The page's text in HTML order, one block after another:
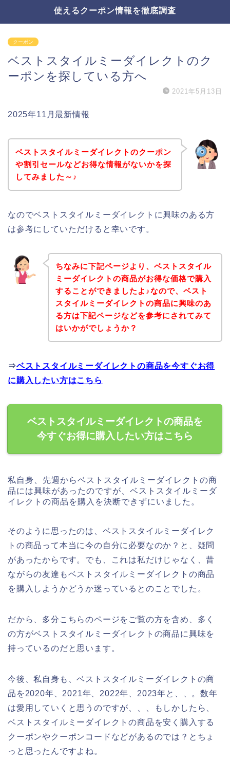
使えるクーポン情報を徹底調査
クーポン
ベストスタイルミーダイレクトのク
ーポンを探している方へ
2021年5月13日
2025年11月最新情報
ベストスタイルミーダイレクトのクーポン
や割引セールなどお得な情報がないかを探
してみました～♪
なのでベストスタイルミーダイレクトに興味のある方
は参考にしていただけると幸いです。
ちなみに下記ページより、ベストスタイル
ミーダイレクトの商品がお得な価格で購入
することができましたよ♪なので、ベスト
スタイルミーダイレクトの商品に興味のあ
る方は下記ページなどを参考にされてみて
はいかがでしょうか？
⇒ベストスタイルミーダイレクトの商品を今すぐお得
に購入したい方はこちら
ベストスタイルミーダイレクトの商品を
今すぐお得に購入したい方はこちら
私自身、先週からベストスタイルミーダイレクトの商
品には興味があったのですが、ベストスタイルミーダ
イレクトの商品を購入を決断できずにいました。
そのように思ったのは、ベストスタイルミーダイレク
トの商品って本当に今の自分に必要なのか？と、疑問
があったからです。でも、これは私だけじゃなく、昔
ながらの友達もベストスタイルミーダイレクトの商品
を購入しようかどうか迷っているとのことでした。
だから、多分こちらのページをご覧の方を含め、多く
の方がベストスタイルミーダイレクトの商品に興味を
持っているのだと思います。
今後、私自身も、ベストスタイルミーダイレクトの商
品を2020年、2021年、2022年、2023年と、、。数年
は愛用していくと思うのですが、、、もしかしたら、
ベストスタイルミーダイレクトの商品を安く購入する
クーポンやクーポンコードなどがあるのでは？とちょ
っと思ったんですよね。